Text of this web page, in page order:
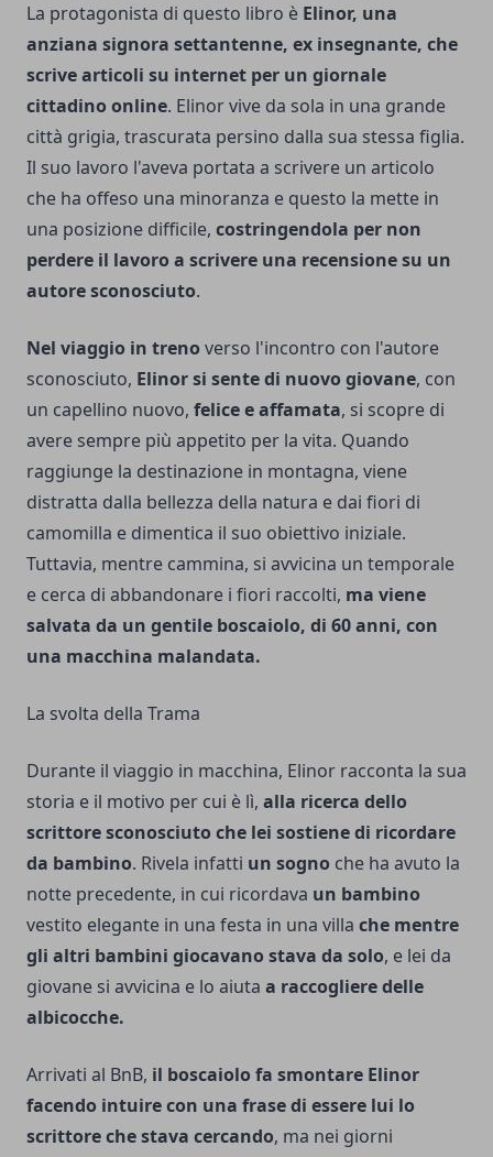
La protagonista di questo libro è Elinor, una
anziana signora settantenne, ex insegnante, che
scrive articoli su internet per un giornale
cittadino online. Elinor vive da sola in una grande
città grigia, trascurata persino dalla sua stessa figlia.
Il suo lavoro l'aveva portata a scrivere un articolo
che ha offeso una minoranza e questo la mette in
una posizione difficile, costringendola per non
perdere il lavoro a scrivere una recensione su un
autore sconosciuto.
Nel viaggio in treno verso l'incontro con l'autore
sconosciuto, Elinor si sente di nuovo giovane, con
un capellino nuovo, felice e affamata, si scopre di
avere sempre più appetito per la vita. Quando
raggiunge la destinazione in montagna, viene
distratta dalla bellezza della natura e dai fiori di
camomilla e dimentica il suo obiettivo iniziale.
Tuttavia, mentre cammina, si avvicina un temporale
e cerca di abbandonare i fiori raccolti, ma viene
salvata da un gentile boscaiolo, di 60 anni, con
una macchina malandata.
La svolta della Trama
Durante il viaggio in macchina, Elinor racconta la sua
storia e il motivo per cui è lì, alla ricerca dello
scrittore sconosciuto che lei sostiene di ricordare
da bambino. Rivela infatti un sogno che ha avuto la
notte precedente, in cui ricordava un bambino
vestito elegante in una festa in una villa che mentre
gli altri bambini giocavano stava da solo, e lei da
giovane si avvicina e lo aiuta a raccogliere delle
albicocche.
Arrivati al BnB, il boscaiolo fa smontare Elinor
facendo intuire con una frase di essere lui lo
scrittore che stava cercando, ma nei giorni